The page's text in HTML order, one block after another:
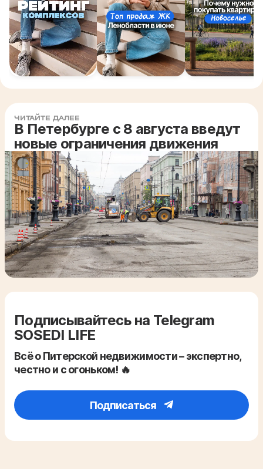
ЧИТАЙТЕ ДАЛЕЕ
В Петербурге с 8 августа введут
новые ограничения движения
Подписывайтесь на Telegram
SOSEDI LIFE
Всё о Питерской недвижимости – экспертно,
честно и с огоньком! 🔥
Подписаться